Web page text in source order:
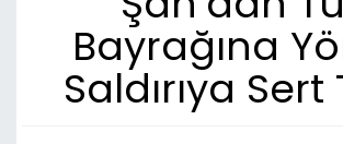
Bayrağına
Saldırıya Sert